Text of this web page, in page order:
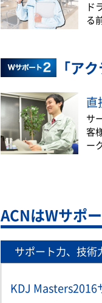
ド
る
「ア
直
サ
客
ー
ACNはWサポ
サポート力、技術
KDJ